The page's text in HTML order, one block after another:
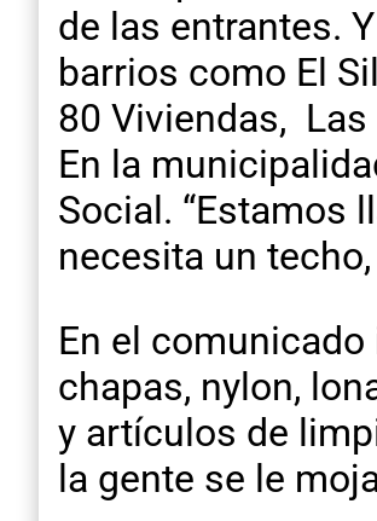
de las entrantes.
barrios como El
80 Viviendas, Las
En la
Social. “Estamos
necesita un
En el
chapas, nylon,
y artículos de
la gente se le